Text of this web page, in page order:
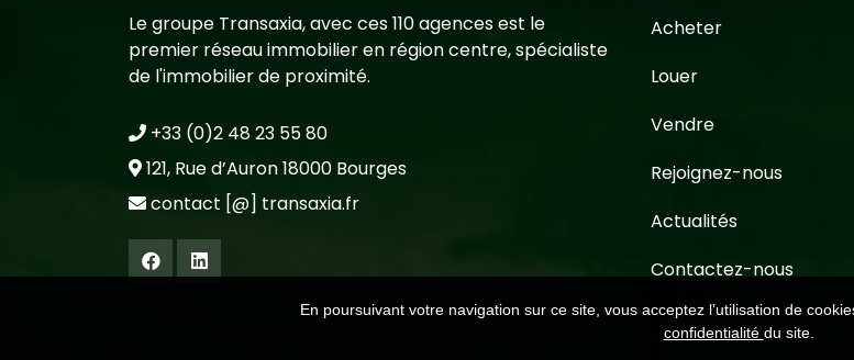
Le groupe Transaxia, avec ces 110 agences est le
premier réseau immobilier en région centre, spécialiste
de l'immobilier de proximité.
+33 (0)2 48 23 55 80
121, Rue d’Auron 18000 Bourges
contact [@] transaxia.fr
Acheter
Louer
Vendre
Rejoignez-nous
Actualités
Contactez-nous
En poursuivant votre navigation sur ce site, vous acceptez l’utilisation de
confidentialité du site.